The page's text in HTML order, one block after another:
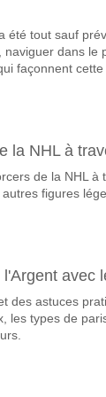
du match,
avec
attendu
essayer le
été tout sauf
dans
façonnent cette
la NHL à
de la NHL
figures
avec
des astuces
les types de